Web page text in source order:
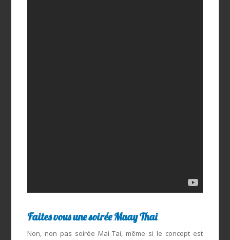
Faites vous une soirée Muay Thai
Non, non pas soirée Mai Tai, même si le concept est